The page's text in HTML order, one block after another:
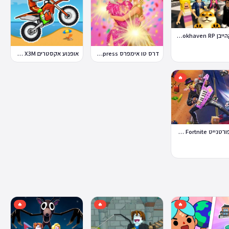
ברוקהייבן Brookhaven RP
דרס טו אימפרס Dress To Impress אופנוע אקסטרים Moto X3M
🔥
לגו פורטנייט Lego Fortnite
🔥
🔥
🔥